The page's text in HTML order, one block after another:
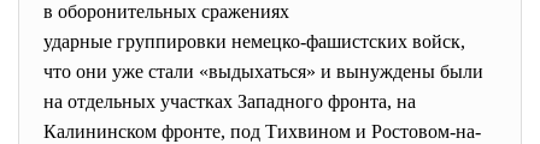
в оборонительных сражениях
ударные группировки немецко-фашистских войск,
что они уже стали «выдыхаться» и вынуждены были
на отдельных участках Западного фронта, на
Калининском фронте, под Тихвином и Ростовом-на-